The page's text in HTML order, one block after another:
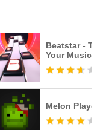
Beatstar -
Your Music
Melon